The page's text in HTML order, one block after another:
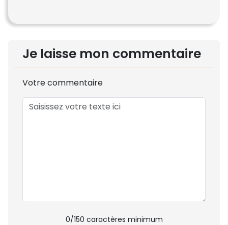
Je laisse mon commentaire
Votre commentaire
0/150 caractères minimum